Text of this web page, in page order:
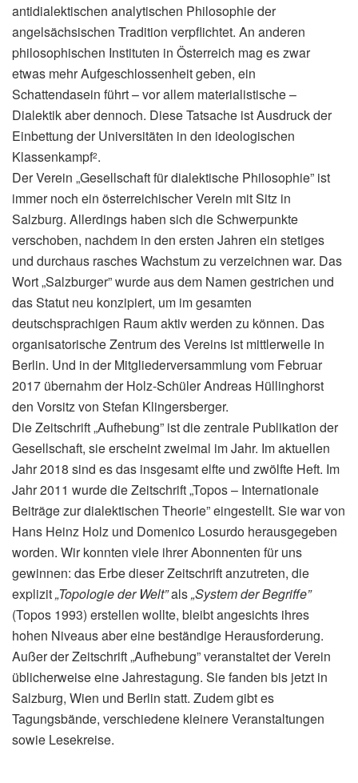
antidialektischen analytischen Philosophie der
angelsächsischen Tradition verpflichtet. An anderen
philosophischen Instituten in Österreich mag es zwar
etwas mehr Aufgeschlossenheit geben, ein
Schattendasein führt – vor allem materialistische –
Dialektik aber dennoch. Diese Tatsache ist Ausdruck der
Einbettung der Universitäten in den ideologischen
Klassenkampf2.
Der Verein „Gesellschaft für dialektische Philosophie” ist
immer noch ein österreichischer Verein mit Sitz in
Salzburg. Allerdings haben sich die Schwerpunkte
verschoben, nachdem in den ersten Jahren ein stetiges
und durchaus rasches Wachstum zu verzeichnen war. Das
Wort „Salzburger” wurde aus dem Namen gestrichen und
das Statut neu konzipiert, um im gesamten
deutschsprachigen Raum aktiv werden zu können. Das
organisatorische Zentrum des Vereins ist mittlerweile in
Berlin. Und in der Mitgliederversammlung vom Februar
2017 übernahm der Holz-Schüler Andreas Hüllinghorst
den Vorsitz von Stefan Klingersberger.
Die Zeitschrift „Aufhebung” ist die zentrale Publikation der
Gesellschaft, sie erscheint zweimal im Jahr. Im aktuellen
Jahr 2018 sind es das insgesamt elfte und zwölfte Heft. Im
Jahr 2011 wurde die Zeitschrift „Topos – Internationale
Beiträge zur dialektischen Theorie” eingestellt. Sie war von
Hans Heinz Holz und Domenico Losurdo herausgegeben
worden. Wir konnten viele ihrer Abonnenten für uns
gewinnen: das Erbe dieser Zeitschrift anzutreten, die
explizit„Topologie der Welt”als„System der Begriffe”
(Topos 1993) erstellen wollte, bleibt angesichts ihres
hohen Niveaus aber eine beständige Herausforderung.
Außer der Zeitschrift „Aufhebung” veranstaltet der Verein
üblicherweise eine Jahrestagung. Sie fanden bis jetzt in
Salzburg, Wien und Berlin statt. Zudem gibt es
Tagungsbände, verschiedene kleinere Veranstaltungen
sowie Lesekreise.